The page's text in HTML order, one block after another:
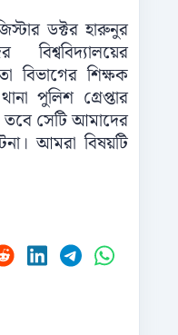
ডক্টর হারুনুর
বিভাগের শিক্ষক
পুলিশ গ্রেপ্তার
তবে সেটি আমাদের
আমরা বিষয়টি